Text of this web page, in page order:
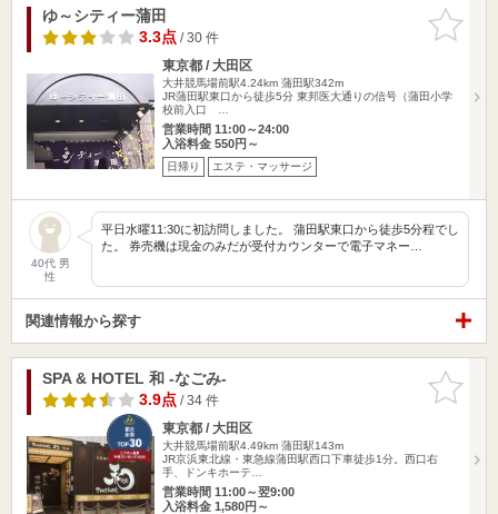
お気に入
りに追加
ゆ～シティー蒲田
3.3点/ 30 件
東京都 / 大田区
大井競馬場前駅4.24km 蒲田駅342m
JR蒲田駅東口から徒歩5分 東邦医大通りの信号（蒲田小学
校前入口 …
営業時間 11:00～24:00
入浴料金 550円～
日帰り エステ・マッサージ
40代 男
性
平日水曜11:30に初訪問しました。 蒲田駅東口から徒歩5分程でし
た。 券売機は現金のみだが受付カウンターで電子マネー…
関連情報から探す
お気に入
りに追加
SPA & HOTEL 和 -なごみ-
3.9点/ 34 件
東京都 / 大田区
大井競馬場前駅4.49km 蒲田駅143m
JR京浜東北線・東急線蒲田駅西口下車徒歩1分。西口右
手、ドンキホーテ…
営業時間 11:00～翌9:00
入浴料金 1,580円～